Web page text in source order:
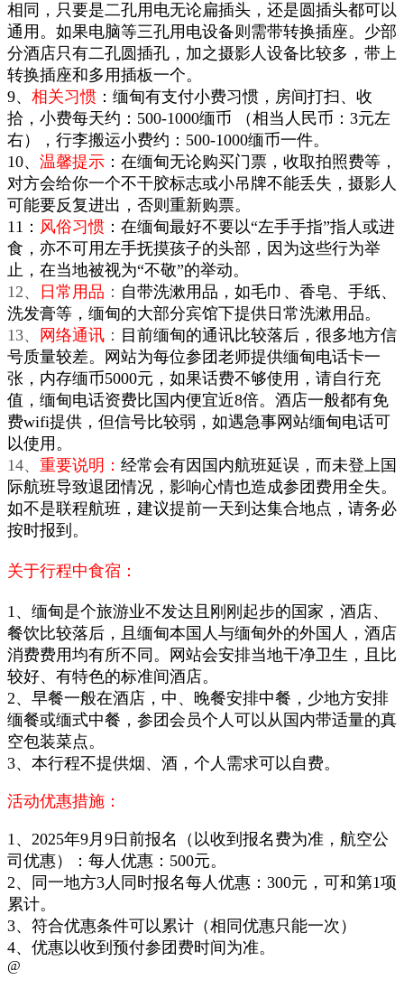
相同，只要是二孔用电无论扁插头，还是圆插头都可以
通用。如果电脑等三孔用电设备则需带转换插座。少部
分酒店只有二孔圆插孔，加之摄影人设备比较多，带上
转换插座和多用插板一个。
9、 相关习惯 ：缅甸有支付小费习惯，房间打扫、收
拾，小费每天约：500-1000缅币 （相当人民币：3元左
右），行李搬运小费约：500-1000缅币一件。
10、 温馨提示 ：在缅甸无论购买门票，收取拍照费等，
对方会给你一个不干胶标志或小吊牌不能丢失，摄影人
可能要反复进出，否则重新购票。
11： 风俗习惯 ：在缅甸最好不要以“左手手指”指人或进
食，亦不可用左手抚摸孩子的头部，因为这些行为举
止，在当地被视为“不敬”的举动。
12、
日常用品 ： 自带洗漱用品，如毛巾、香皂、手纸、
洗发膏等，缅甸的大部分宾馆下提供日常洗漱用品。
13、
网络通讯 ： 目前缅甸的通讯比较落后，很多地方信
号质量较差。网站为每位参团老师提供缅甸电话卡一
张，内存缅币5000元，如果话费不够使用，请自行充
值，缅甸电话资费比国内便宜近8倍。酒店一般都有免
费wifi提供，但信号比较弱，如遇急事网站缅甸电话可
以使用。
14、 重要说明： 经常会有因国内航班延误，而未登上国
际航班导致退团情况，影响心情也造成参团费用全失。
如不是联程航班，建议提前一天到达集合地点，请务必
按时报到。
关于行程中食宿：
1、缅甸是个旅游业不发达且刚刚起步的国家，酒店、
餐饮比较落后，且缅甸本国人与缅甸外的外国人，酒店
消费费用均有所不同。网站会安排当地干净卫生，且比
较好、有特色的标准间酒店。
2、早餐一般在酒店，中、晚餐安排中餐，少地方安排
缅餐或缅式中餐，参团会员个人可以从国内带适量的真
空包装菜点。
3、本行程不提供烟、酒，个人需求可以自费。
活动优惠措施：
1、 2025年9月9日前报名（以收到报名费为准 ，航空公
司优惠）：每人优惠：500元。
2、同一地方3人同时报名每人优惠：300元，可和第1项
累计。
3、符合优惠条件可以累计（相同优惠只能一次）
4、优惠以收到预付参团费时间为准。
@